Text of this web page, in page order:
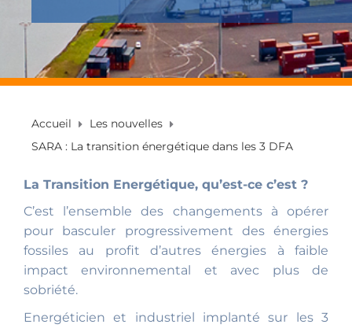
Accueil
Les nouvelles
SARA : La transition énergétique dans les 3 DFA
La Transition Energétique, qu’est-ce c’est ?
C’est l’ensemble des changements à opérer
pour basculer progressivement des énergies
fossiles au profit d’autres énergies à faible
impact environnemental et avec plus de
sobriété.
Energéticien et industriel implanté sur les 3